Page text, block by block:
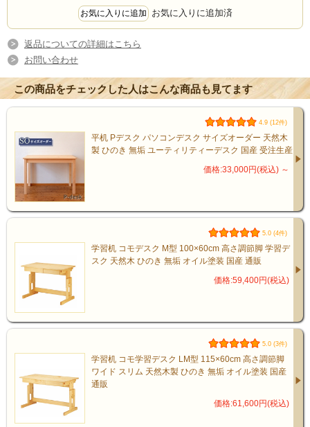
お気に入りに追加済
返品についての詳細はこちら
お問い合わせ
この商品をチェックした人はこんな商品も見てます
4.9 (12件)
平机 Pデスク パソコンデスク サイズオーダー 天然木
製 ひのき 無垢 ユーティリティーデスク 国産 受注生産
価格:33,000円(税込) ～
5.0 (4件)
学習机 コモデスク M型 100×60cm 高さ調節脚 学習デ
スク 天然木 ひのき 無垢 オイル塗装 国産 通販
価格:59,400円(税込)
5.0 (3件)
学習机 コモ学習デスク LM型 115×60cm 高さ調節脚
ワイド スリム 天然木製 ひのき 無垢 オイル塗装 国産
通販
価格:61,600円(税込)